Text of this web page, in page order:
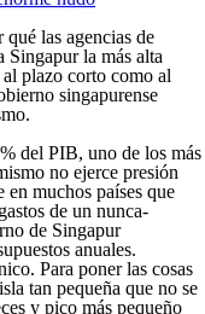
las agencias de
Singapur la más alta
plazo corto como al
singapurense
del PIB, uno de los más
no ejerce presión
muchos países que
de un nunca-
de Singapur
anuales.
Para poner las cosas
tan pequeña que no se
y pico más pequeño